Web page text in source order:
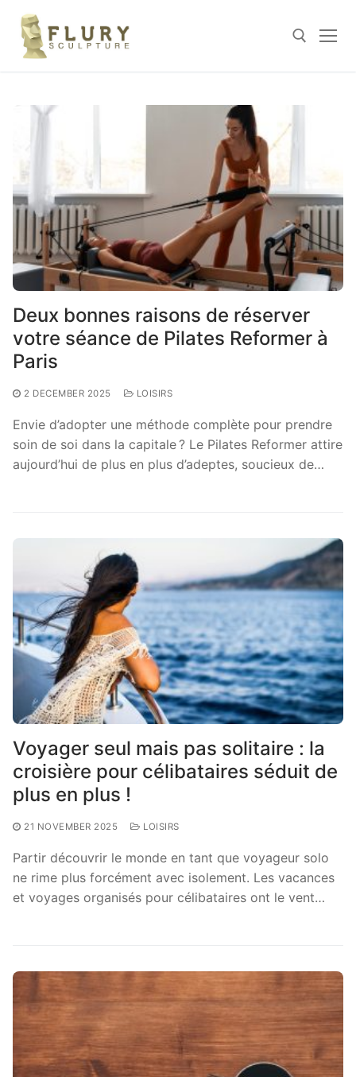
content
Search for:
Deux bonnes raisons de réserver
votre séance de Pilates Reformer à
Paris
2 DECEMBER 2025 LOISIRS
Envie d’adopter une méthode complète pour prendre
soin de soi dans la capitale ? Le Pilates Reformer attire
aujourd’hui de plus en plus d’adeptes, soucieux de…
Voyager seul mais pas solitaire : la
croisière pour célibataires séduit de
plus en plus !
21 NOVEMBER 2025 LOISIRS
Partir découvrir le monde en tant que voyageur solo
ne rime plus forcément avec isolement. Les vacances
et voyages organisés pour célibataires ont le vent…